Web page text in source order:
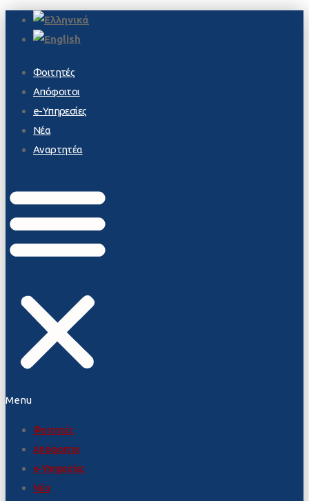
Φοιτητές
Απόφοιτοι
e-Υπηρεσίες
Νέα
Αναρτητέα
Menu
Φοιτητές
Απόφοιτοι
e-Υπηρεσίες
Νέα